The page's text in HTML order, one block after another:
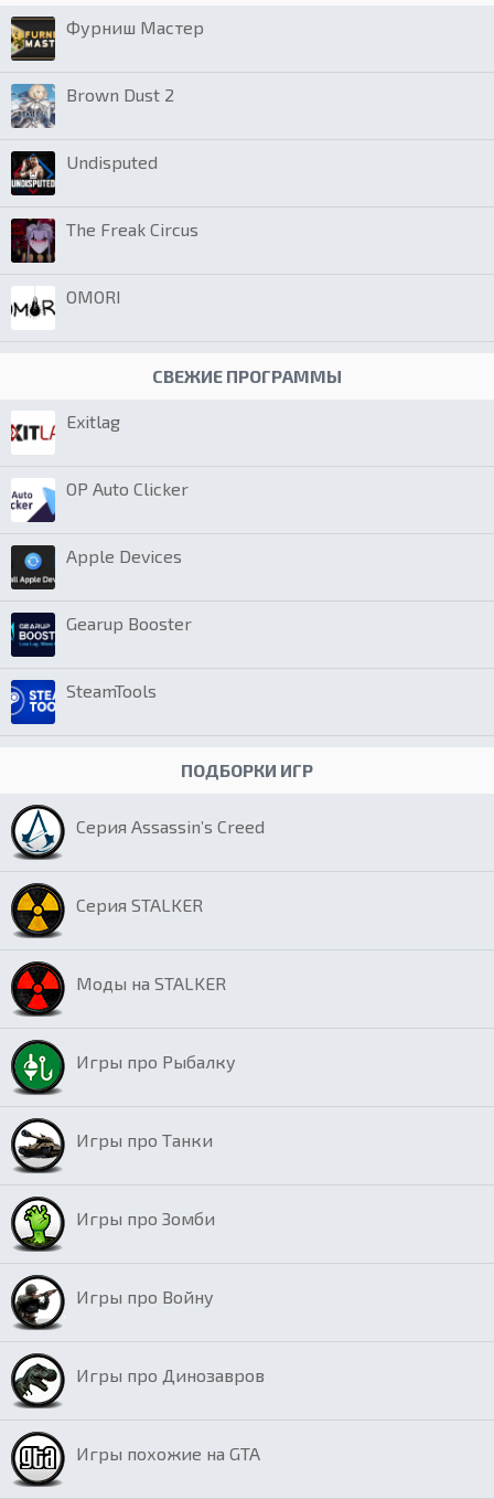
Фурниш Мастер
Brown Dust 2
Undisputed
The Freak Circus
OMORI
СВЕЖИЕ ПРОГРАММЫ
Exitlag
OP Auto Clicker
Apple Devices
Gearup Booster
SteamTools
ПОДБОРКИ ИГР
Серия Assassin’s Creed
Серия STALKER
Моды на STALKER
Игры про Рыбалку
Игры про Танки
Игры про Зомби
Игры про Войну
Игры про Динозавров
Игры похожие на GTA